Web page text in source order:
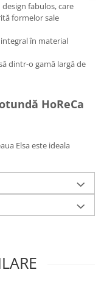
design fabulos, care
formelor sale
în material
dintr-o gamă largă de
HoReCa
Elsa este ideala